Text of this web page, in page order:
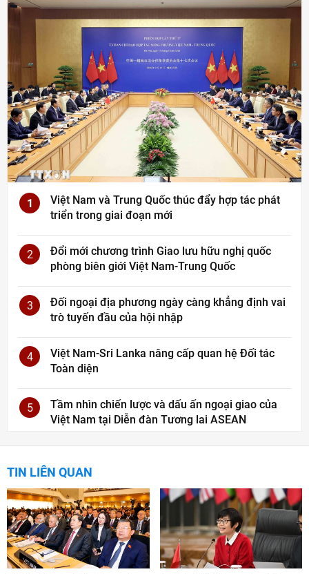
1
Việt Nam và Trung Quốc thúc đẩy hợp tác phát
triển trong giai đoạn mới
2
Đổi mới chương trình Giao lưu hữu nghị quốc
phòng biên giới Việt Nam-Trung Quốc
3
Đối ngoại địa phương ngày càng khẳng định vai
trò tuyến đầu của hội nhập
4
Việt Nam-Sri Lanka nâng cấp quan hệ Đối tác
Toàn diện
5
Tầm nhìn chiến lược và dấu ấn ngoại giao của
Việt Nam tại Diễn đàn Tương lai ASEAN
TIN LIÊN QUAN